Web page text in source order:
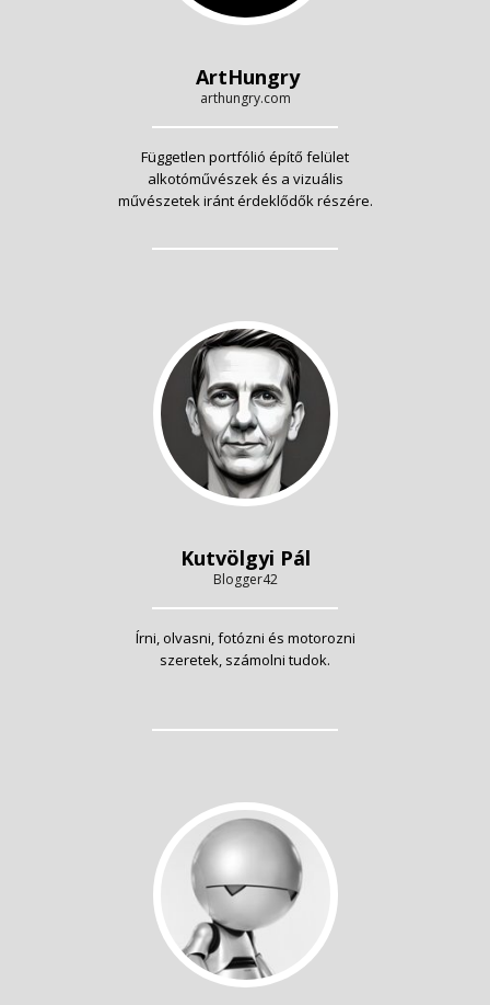
ArtHungry
arthungry.com
Független portfólió építő felület
alkotóművészek és a vizuális
művészetek iránt érdeklődők részére.
Kutvölgyi Pál
Blogger42
Írni, olvasni, fotózni és motorozni
szeretek, számolni tudok.